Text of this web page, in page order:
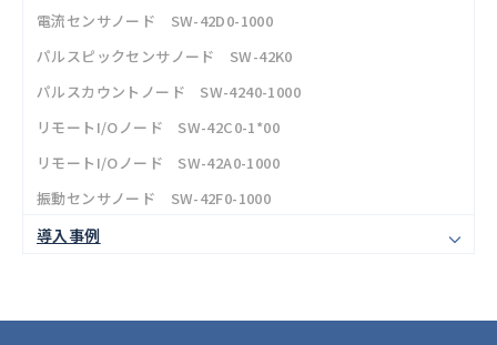
電流センサノード SW-42D0-1000
パルスピックセンサノード SW-42K0
パルスカウントノード SW-4240-1000
リモートI/Oノード SW-42C0-1*00
リモートI/Oノード SW-42A0-1000
振動センサノード SW-42F0-1000
導入事例